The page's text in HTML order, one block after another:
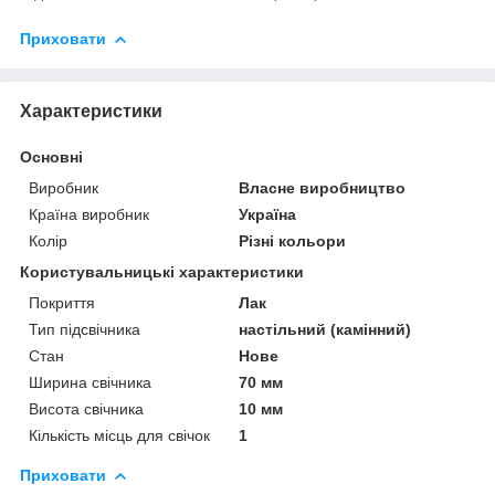
Приховати
Характеристики
Основні
Виробник
Власне виробництво
Країна виробник
Україна
Колір
Різні кольори
Користувальницькі характеристики
Покриття
Лак
Тип підсвічника
настільний (камінний)
Стан
Нове
Ширина свічника
70 мм
Висота свічника
10 мм
Кількість місць для свічок
1
Приховати